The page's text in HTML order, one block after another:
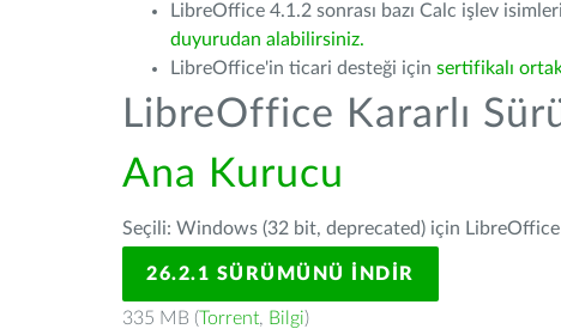
LibreOffice 4.1.2 sonrası bazı Calc işlev
duyurudan alabilirsiniz.
LibreOffice'in ticari desteği için sertifikalı
LibreOffice Kararlı
Ana Kurucu
Seçili: Windows (32 bit, deprecated) için
26.2.1 SÜRÜMÜNÜ İNDIR
335 MB (Torrent, Bilgi)